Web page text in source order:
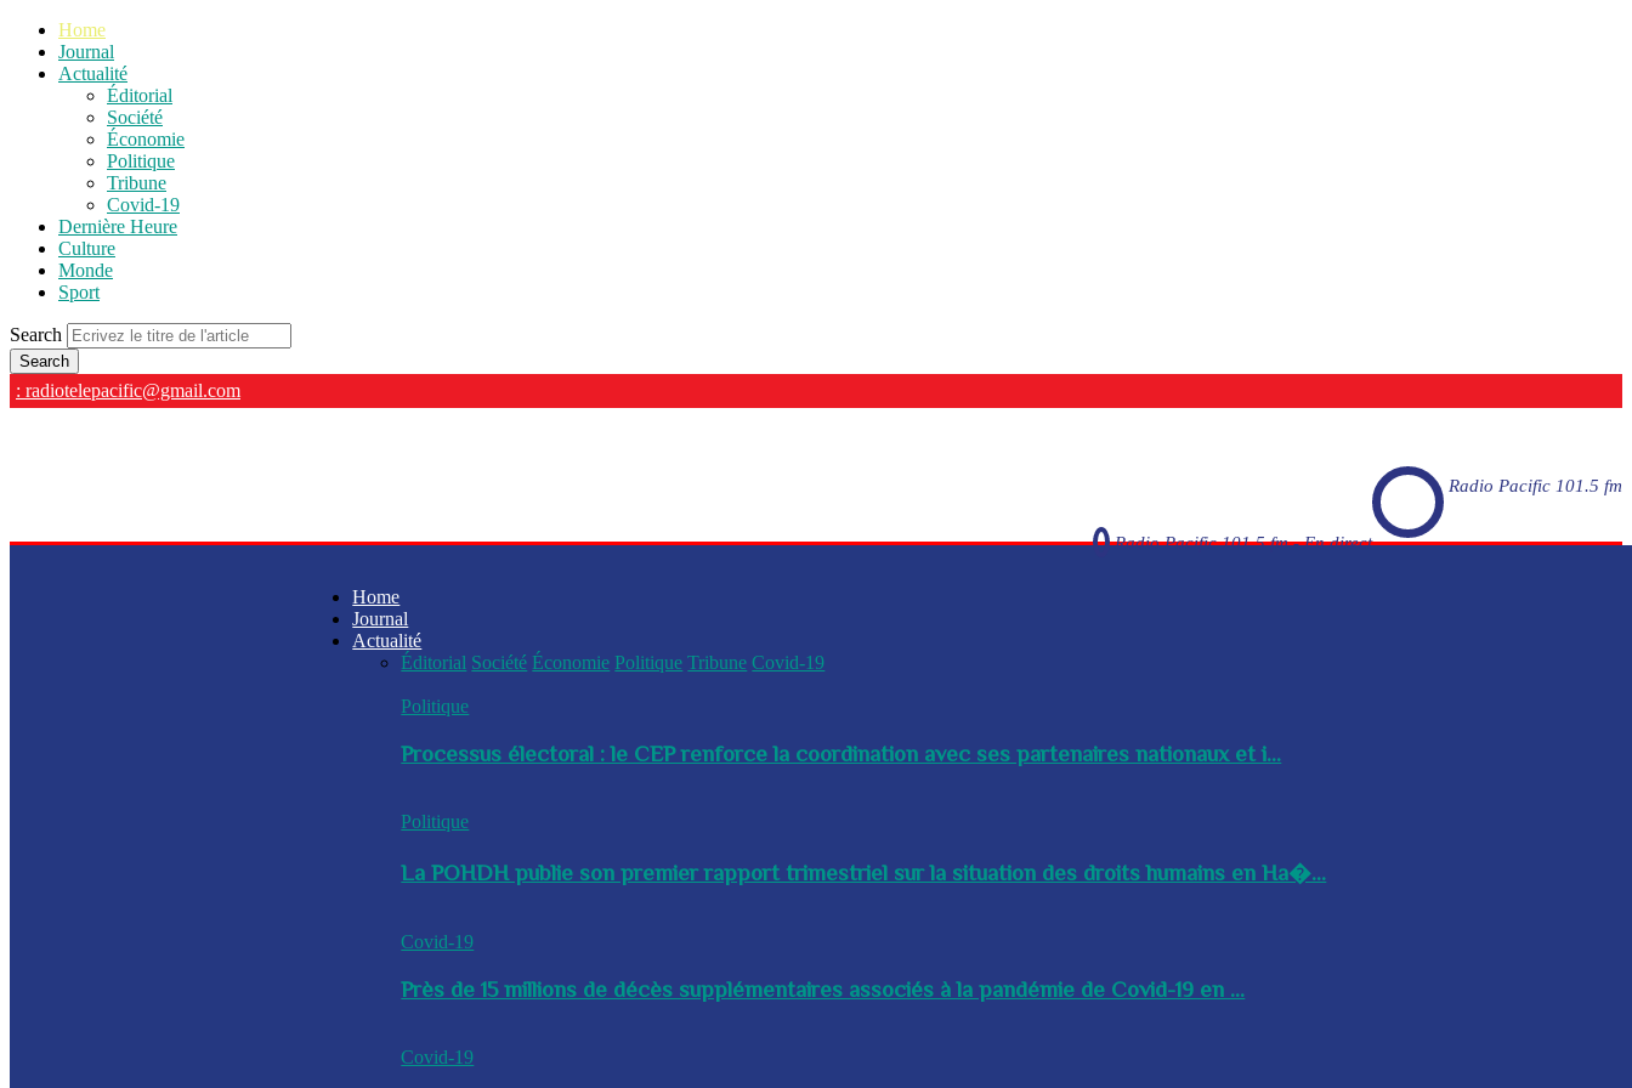
Home
Journal
Actualité
Éditorial
Société
Économie
Politique
Tribune
Covid-19
Dernière Heure
Culture
Monde
Sport
Search
: radiotelepacific@gmail.com
Radio Pacific 101.5 fm
Radio Pacific 101.5 fm - En direct
Home
Journal
Actualité
Éditorial Société Économie Politique Tribune Covid-19
Politique
Processus électoral : le CEP renforce la coordination avec ses partenaires nationaux et i...
Politique
La POHDH publie son premier rapport trimestriel sur la situation des droits humains en Ha�...
Covid-19
Près de 15 millions de décès supplémentaires associés à la pandémie de Covid-19 en ...
Covid-19